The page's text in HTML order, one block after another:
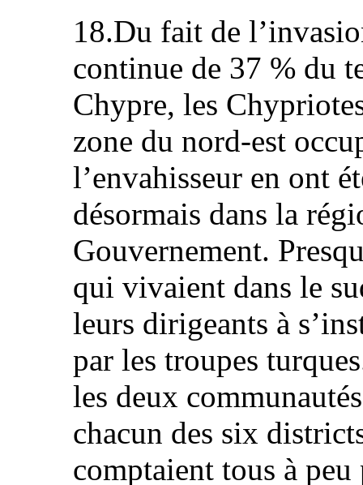
18.Du fait de
continue de 37 % du
Chypre, les
zone du nord-est
l’envahisseur en ont
désormais dans la
Gouvernement.
qui vivaient dans le
leurs dirigeants à
par les troupes
les deux
chacun des six
comptaient tous à